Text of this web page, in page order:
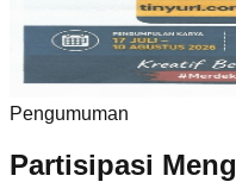
Pengumuman
Partisipasi